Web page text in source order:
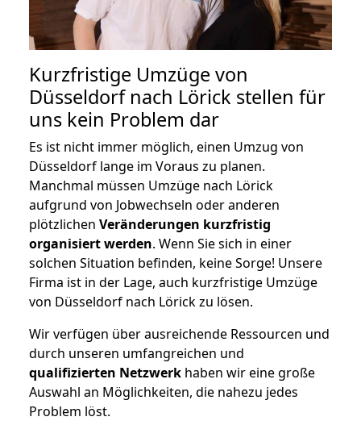
Kurzfristige Umzüge von
Düsseldorf nach Lörick stellen für
uns kein Problem dar
Es ist nicht immer möglich, einen Umzug von
Düsseldorf lange im Voraus zu planen.
Manchmal müssen Umzüge nach Lörick
aufgrund von Jobwechseln oder anderen
plötzlichen Veränderungen kurzfristig
organisiert werden. Wenn Sie sich in einer
solchen Situation befinden, keine Sorge! Unsere
Firma ist in der Lage, auch kurzfristige Umzüge
von Düsseldorf nach Lörick zu lösen.
Wir verfügen über ausreichende Ressourcen und
durch unseren umfangreichen und
qualifizierten Netzwerk haben wir eine große
Auswahl an Möglichkeiten, die nahezu jedes
Problem löst.